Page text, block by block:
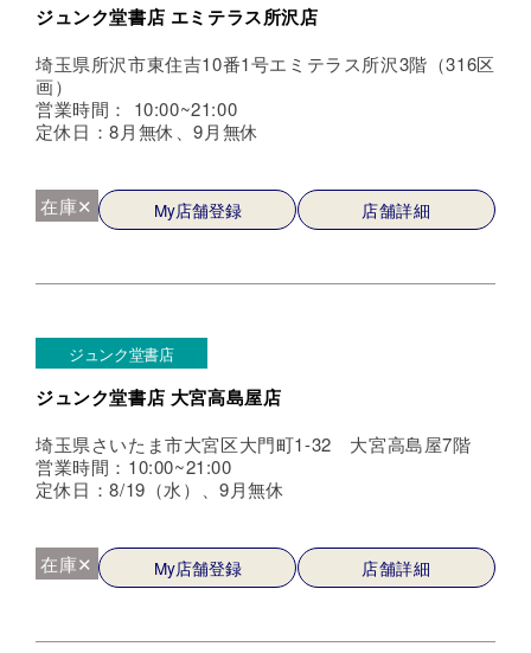
ジュンク堂書店 エミテラス所沢店
埼玉県所沢市東住吉10番1号エミテラス所沢3階（316区
画）
営業時間： 10:00~21:00
定休日：8月無休、9月無休
在庫✕ My店舗登録 店舗詳細
ジュンク堂書店
ジュンク堂書店 大宮高島屋店
埼玉県さいたま市大宮区大門町1-32 大宮高島屋7階
営業時間：10:00~21:00
定休日：8/19（水）、9月無休
在庫✕ My店舗登録 店舗詳細